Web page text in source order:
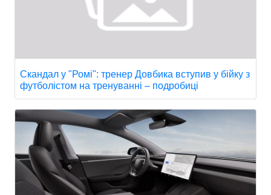
Скандал у "Ромі": тренер Довбика вступив у бійку з
футболістом на тренуванні – подробиці